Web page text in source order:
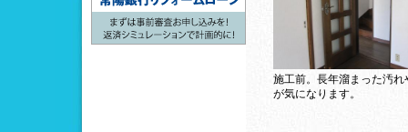
施工前。長年溜まった汚れ
が気になります。